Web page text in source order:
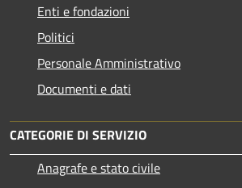
Enti e fondazioni
Politici
Personale Amministrativo
Documenti e dati
CATEGORIE DI SERVIZIO
Anagrafe e stato civile